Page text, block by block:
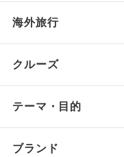
海外旅行
クルーズ
テーマ・目的
ブランド